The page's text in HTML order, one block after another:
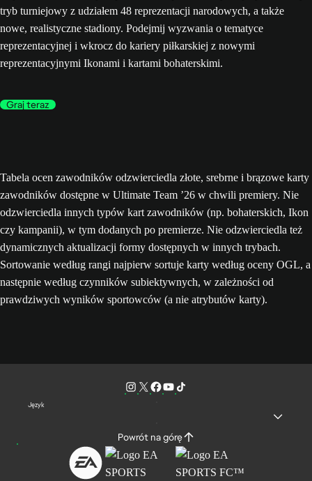
tryb turniejowy z udziałem 48 reprezentacji narodowych, a także
nowe, realistyczne stadiony. Podejmij wyzwania o tematyce
reprezentacyjnej i wkrocz do kariery piłkarskiej z nowymi
reprezentacyjnymi Ikonami i kartami bohaterskimi.
Graj teraz
Tabela ocen zawodników odzwierciedla złote, srebrne i brązowe karty
zawodników dostępne w Ultimate Team ’26 w chwili premiery. Nie
odzwierciedla innych typów kart zawodników (np. bohaterskich, Ikon
czy kampanii), w tym dodanych po premierze. Nie odzwierciedla też
dynamicznych aktualizacji formy dostępnych w innych trybach.
Sortowanie według rangi najpierw sortuje karty według oceny OGL, a
następnie według czynników subiektywnych, w zależności od
prawdziwych wyników sportowców (a nie atrybutów karty).
Język
Powrót na górę